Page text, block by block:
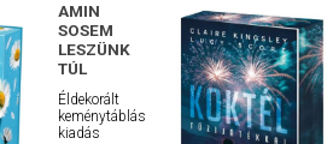
AMIN
SOSEM
LESZÜNK
TÚL
Éldekorált
keménytáblás
kiadás